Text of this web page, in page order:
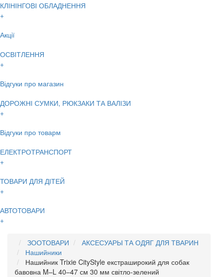
КЛІНІНГОВІ ОБЛАДНЕННЯ
+
Акції
ОСВІТЛЕННЯ
+
Відгуки про магазин
ДОРОЖНІ СУМКИ, РЮКЗАКИ ТА ВАЛІЗИ
+
Відгуки про товарм
ЕЛЕКТРОТРАНСПОРТ
+
ТОВАРИ ДЛЯ ДІТЕЙ
+
АВТОТОВАРИ
+
ЗООТОВАРИ
АКСЕСУАРЫ ТА ОДЯГ ДЛЯ ТВАРИН
Нашийники
Нашийник Trixie CityStyle екстраширокий для собак
бавовна M–L 40–47 см 30 мм світло-зелений